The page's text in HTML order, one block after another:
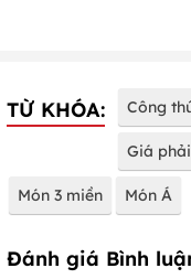
TỪ KHÓA: Công
Giá
Món 3 miền Món Á
Đánh giá Bình